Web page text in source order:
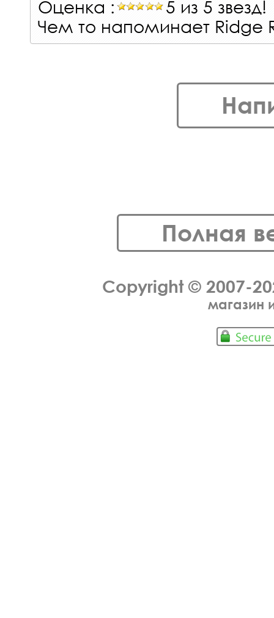
Оценка :
5 из 5 звезд!
Чем то напоминает Ridge
Полная
Copyright © 2007-
магазин